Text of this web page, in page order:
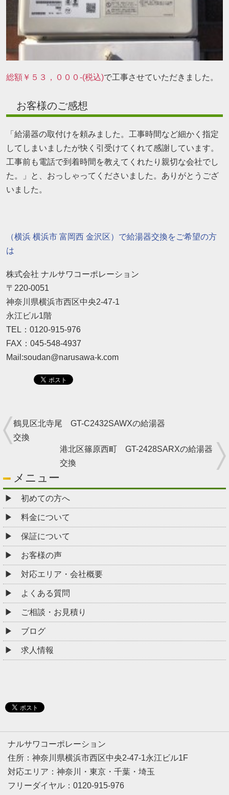
総額￥５３，０００-(税込)で工事させていただきました。
お客様のご感想
「給湯器の取付けを頼みました。工事時間など細かく指定
してしまいましたが快く引受けてくれて感謝しています。
工事前も電話で到着時間を教えてくれたり親切な会社でし
た。」と、おっしゃってくださいました。ありがとうござ
いました。
（横浜 横浜市 富岡西 金沢区）で給湯器交換をご希望の方
は
株式会社 ナルサワコーポレーション
〒220-0051
神奈川県横浜市西区中央2-47-1
永江ビル1階
TEL：0120-915-976
FAX：045-548-4937
Mail:soudan@narusawa-k.com
鶴見区北寺尾 GT-C2432SAWXの給湯器
交換
港北区篠原西町 GT-2428SARXの給湯器
交換
メニュー
初めての方へ
料金について
保証について
お客様の声
対応エリア・会社概要
よくある質問
ご相談・お見積り
ブログ
求人情報
ナルサワコーポレーション
住所：神奈川県横浜市西区中央2-47-1永江ビル1F
対応エリア：神奈川・東京・千葉・埼玉
フリーダイヤル：0120-915-976